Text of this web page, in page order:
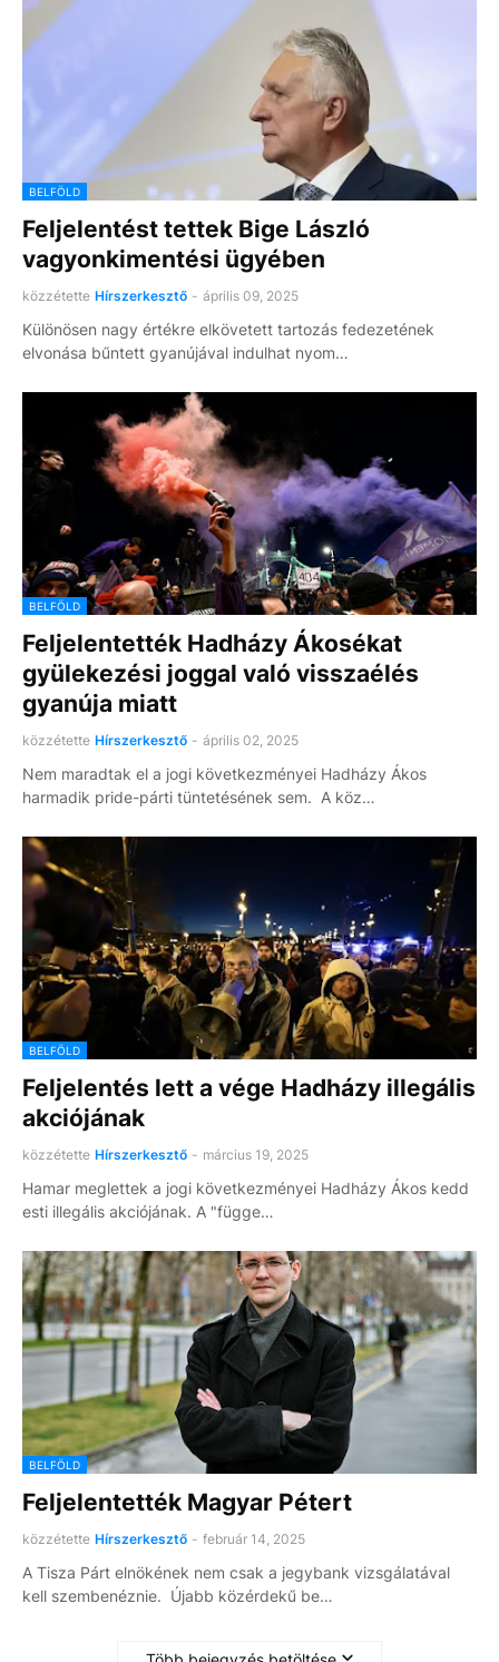
BELFÖLD
Feljelentést tettek Bige László
vagyonkimentési ügyében
közzétette Hírszerkesztő - április 09, 2025
Különösen nagy értékre elkövetett tartozás fedezetének
elvonása bűntett gyanújával indulhat nyom…
BELFÖLD
Feljelentették Hadházy Ákosékat
gyülekezési joggal való visszaélés
gyanúja miatt
közzétette Hírszerkesztő - április 02, 2025
Nem maradtak el a jogi következményei Hadházy Ákos
harmadik pride-párti tüntetésének sem. A köz…
BELFÖLD
Feljelentés lett a vége Hadházy illegális
akciójának
közzétette Hírszerkesztő - március 19, 2025
Hamar meglettek a jogi következményei Hadházy Ákos kedd
esti illegális akciójának. A "függe…
BELFÖLD
Feljelentették Magyar Pétert
közzétette Hírszerkesztő - február 14, 2025
A Tisza Párt elnökének nem csak a jegybank vizsgálatával
kell szembenéznie. Újabb közérdekű be…